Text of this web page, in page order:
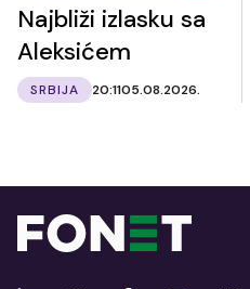
Najbliži izlasku sa
Aleksićem
SRBIJA 20:1105.08.2026.